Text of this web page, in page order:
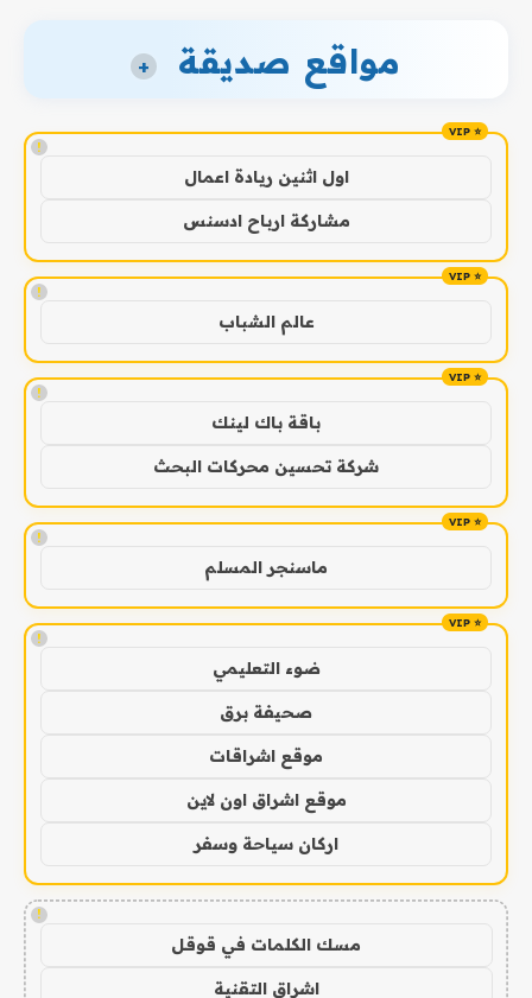
مواقع صديقة +
!
اول اثنين ريادة اعمال
مشاركة ارباح ادسنس
!
عالم الشباب
!
باقة باك لينك
شركة تحسين محركات البحث
!
ماسنجر المسلم
!
ضوء التعليمي
صحيفة برق
موقع اشراقات
موقع اشراق اون لاين
اركان سياحة وسفر
!
مسك الكلمات في قوقل
اشراق التقنية